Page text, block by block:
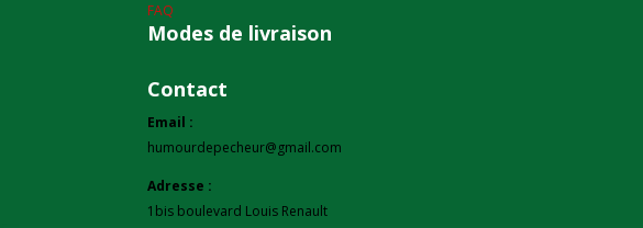
FAQ
Modes de livraison
Contact
Email :
humourdepecheur@gmail.com
Adresse :
1bis boulevard Louis Renault